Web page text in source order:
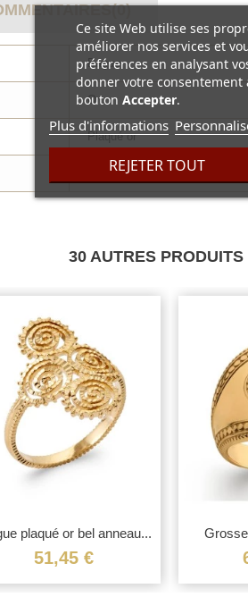
Bague
Or
Plaqué or
Mode
30 AUTRES
plaqué or bel anneau...
51,45 €
Ce site Web utilise ses
améliorer nos services et
préférences en analysant
donner votre
bouton Accepter.
Plus d'informations
REJETER TOUT